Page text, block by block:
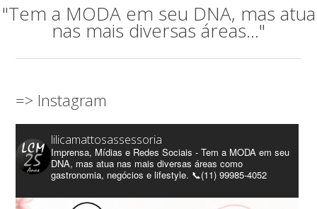
"Tem a MODA em seu DNA, mas atua
nas mais diversas áreas..."
=> Instagram
lilicamattosassessoria
Imprensa, Mídias e Redes Sociais - Tem a MODA em seu
DNA, mas atua nas mais diversas áreas como
gastronomia, negócios e lifestyle. 📞(11) 99985-4052